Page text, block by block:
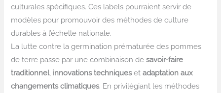
culturales spécifiques. Ces labels pourraient servir de
modèles pour promouvoir des méthodes de culture
durables à l’échelle nationale.
La lutte contre la germination prématurée des pommes
de terre passe par une combinaison desavoir-faire
traditionnel, innovations techniquesetadaptation aux
changements climatiques. En privilégiant les méthodes